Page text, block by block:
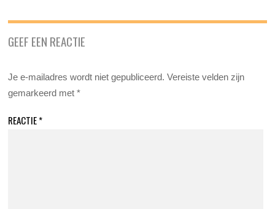
GEEF EEN REACTIE
Je e-mailadres wordt niet gepubliceerd. Vereiste velden zijn
gemarkeerd met*
REACTIE*